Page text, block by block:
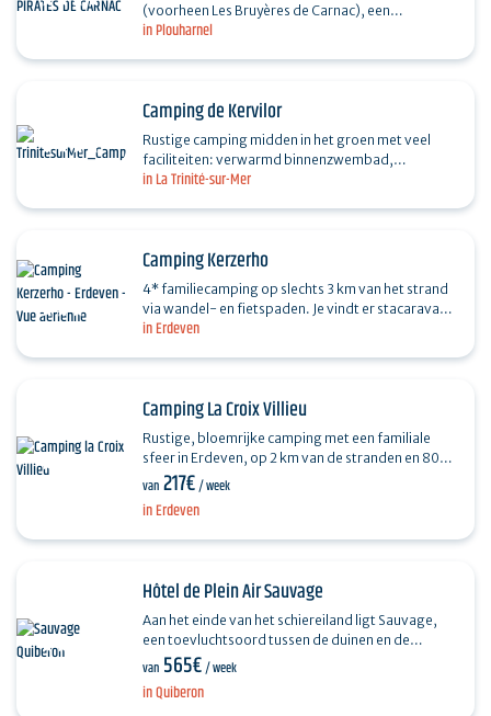
in Plouharnel
(voorheen Les Bruyères de Carnac), een
betoverende bestemming in het hart van Zuid-
in La Trinité-sur-Mer
Camping de Kervilor
Rustige camping midden in het groen met veel
faciliteiten: verwarmd binnenzwembad,
buitenzwembad met waterglijbanen, speeltuin,
in Erdeven
Camping Kerzerho
4* familiecamping op slechts 3 km van het strand
via wandel- en fietspaden. Je vindt er stacaravans
en kampeerplaatsen te huur in een natuurlijke…
in Erdeven
Camping La Croix Villieu
Rustige, bloemrijke camping met een familiale
sfeer in Erdeven, op 2 km van de stranden en 800
van 217€/ week
in Quiberon
Hôtel de Plein Air Sauvage
Aan het einde van het schiereiland ligt Sauvage,
een toevluchtsoord tussen de duinen en de
oceaan. Houten hutten, ongerepte natuur, naar
zee geurende…
van 565€/ week